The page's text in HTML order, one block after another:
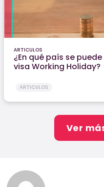
ARTICULOS
¿En qué país se
visa Working Holiday?
ARTICULOS
Ver